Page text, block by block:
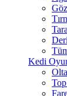
Kedi